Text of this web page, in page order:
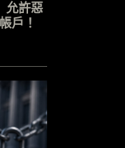
許惡
戶！